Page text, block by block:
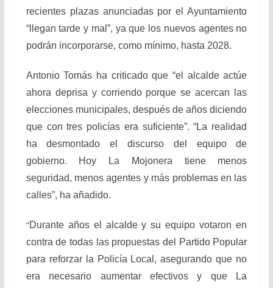
recientes plazas anunciadas por el Ayuntamiento
“llegan tarde y mal”, ya que los nuevos agentes no
podrán incorporarse, como mínimo, hasta 2028.
Antonio Tomás ha criticado que “el alcalde actúe
ahora deprisa y corriendo porque se acercan las
elecciones municipales, después de años diciendo
que con tres policías era suficiente”. “La realidad
ha desmontado el discurso del equipo de
gobierno. Hoy La Mojonera tiene menos
seguridad, menos agentes y más problemas en las
calles”, ha añadido.
“Durante años el alcalde y su equipo votaron en
contra de todas las propuestas del Partido Popular
para reforzar la Policía Local, asegurando que no
era necesario aumentar efectivos y que La